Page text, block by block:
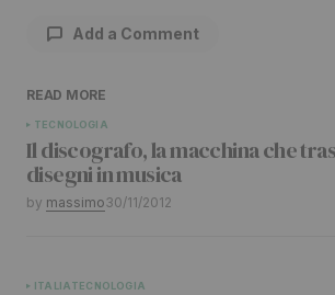
Add a Comment
Il tuo indirizzo email non sarà
campi obbligatori sono
Comment*
READ MORE
TECNOLOGIA
Il discografo, la macchina che
disegni in musica
by massimo30/11/2012
ITALIATECNOLOGIA